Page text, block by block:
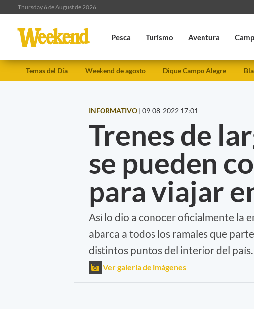
Thursday 6 de August de 2026
Pesca Turismo Aventura
Temas del Día Weekend de agosto Dique Campo Alegre
INFORMATIVO | 09-08-2022 17:01
Trenes de
se pueden
para viajar
Así lo dio a conocer oficialmente la
abarca a todos los ramales que
distintos puntos del interior del
Ver galería de imágenes